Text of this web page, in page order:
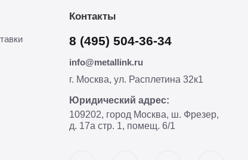
Контакты
8 (495) 504-36-34
info@metallink.ru
г. Москва, ул. Расплетина 32к1
Юридический адрес:
109202, город Москва, ш. Фрезер,
д. 17а стр. 1, помещ. 6/1